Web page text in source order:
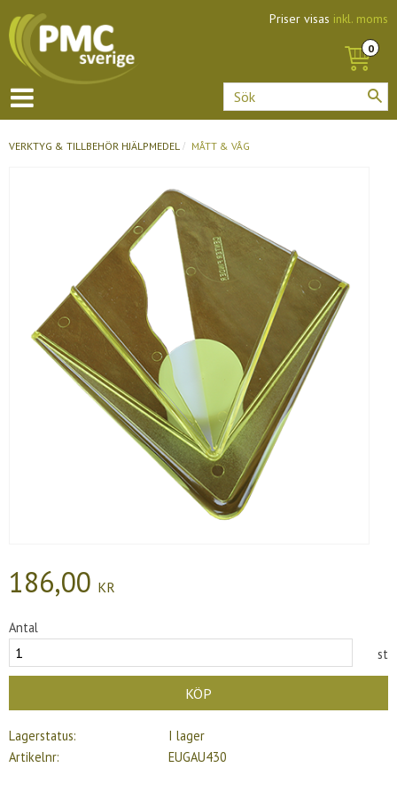
Priser visas inkl. moms
VERKTYG & TILLBEHÖR HJÄLPMEDEL MÅTT & VÅG
186,00 KR
Antal
st
KÖP
Lagerstatus
I lager
Artikelnr
EUGAU430